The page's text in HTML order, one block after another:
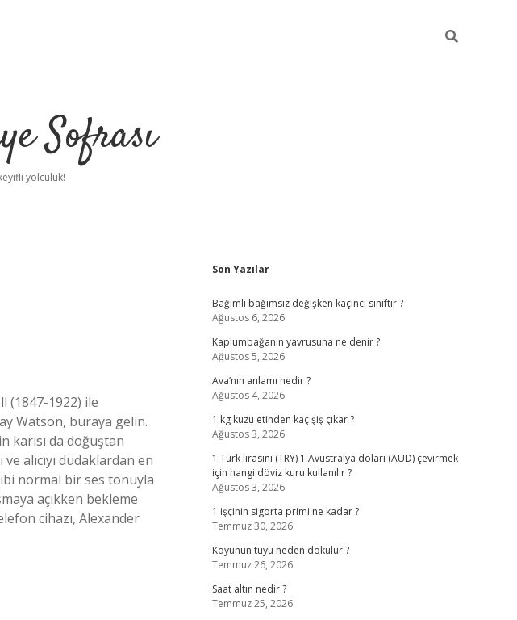
Sofrası
yolculuk!
(1847-1922) ile
Watson, buraya gelin.
karısı da doğuştan
alıcıyı dudaklardan en
normal bir ses tonuyla
açıkken bekleme
cihazı, Alexander
Sidebar
Son Yazılar
Bağımlı bağımsız değişken kaçıncı sınıftır ?
Ağustos 6, 2026
Kaplumbağanın yavrusuna ne denir ?
Ağustos 5, 2026
Ava’nın anlamı nedir ?
Ağustos 4, 2026
1 kg kuzu etinden kaç şiş çıkar ?
Ağustos 3, 2026
1 Türk lirasını (TRY) 1 Avustralya doları (AUD) çevirmek
için hangi döviz kuru kullanılır ?
Ağustos 3, 2026
1 işçinin sigorta primi ne kadar ?
Temmuz 30, 2026
Koyunun tüyü neden dökülür ?
Temmuz 26, 2026
Saat altın nedir ?
Temmuz 25, 2026